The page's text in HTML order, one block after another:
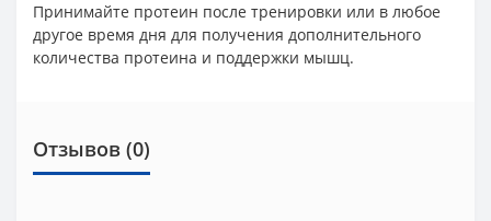
Принимайте протеин после тренировки или в любое
другое время дня для получения дополнительного
количества протеина и поддержки мышц.
Отзывов (0)